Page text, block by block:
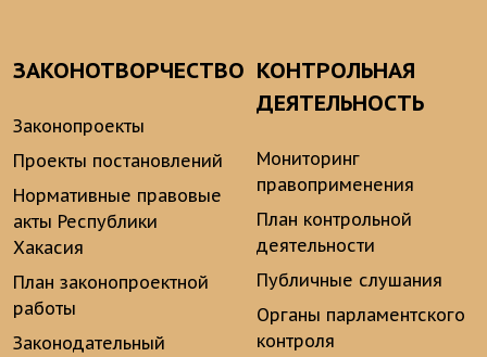
ЗАКОНОТВОРЧЕСТВО
Законопроекты
Проекты постановлений
Нормативные правовые
акты Республики
Хакасия
План законопроектной
работы
Законодательный
КОНТРОЛЬНАЯ
ДЕЯТЕЛЬНОСТЬ
Мониторинг
правоприменения
План контрольной
деятельности
Публичные слушания
Органы парламентского
контроля